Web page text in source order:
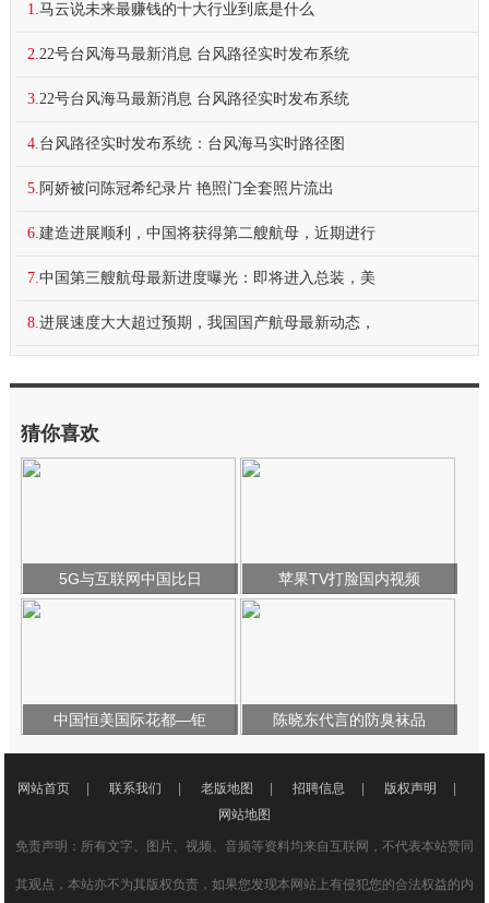
1.马云说未来最赚钱的十大行业到底是什么
2.22号台风海马最新消息 台风路径实时发布系统
3.22号台风海马最新消息 台风路径实时发布系统
4.台风路径实时发布系统：台风海马实时路径图
5. 阿娇被问陈冠希纪录片 艳照门全套照片流出
6.建造进展顺利，中国将获得第二艘航母，近期进行
7.中国第三艘航母最新进度曝光：即将进入总装，美
8.进展速度大大超过预期，我国国产航母最新动态，
猜你喜欢
5G与互联网中国比日 苹果TV打脸国内视频
中国恒美国际花都—钜 陈晓东代言的防臭袜品
网站首页 联系我们 老版地图 招聘信息 版权声明
网站地图
免责声明：所有文字、图片、视频、音频等资料均来自互联网，不代表本站赞同
其观点，本站亦不为其版权负责，如果您发现本网站上有侵犯您的合法权益的内